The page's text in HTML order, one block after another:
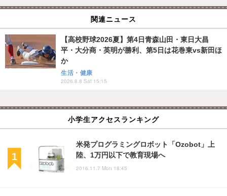
関連ニュース
【高校野球2026夏】第4日青森山田・東日大昌
平・大分商・英明が勝利、第5日は花巻東vs新田ほ
か
生活・健康
2026.8.8 Sat 15:15
小学生アクセスランキング
米発プログラミングロボット「Ozobot」上
陸、1万円以下で教育現場へ
2016.11.7 Mon 18:45